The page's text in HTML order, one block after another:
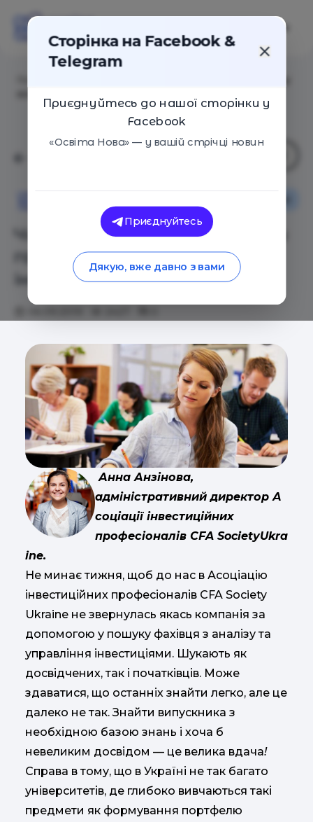
Чи легко в Україні отримати
гарну освіту в сфері
інвестицій?
Анна Анзінова,
адміністративний директор А
соціації інвестиційних
професіоналів CFA SocietyUkra
ine.
Не минає тижня, щоб до нас в Асоціацію
інвестиційних професіоналів CFA Society
Ukraine не звернулась якась компанія за
допомогою у пошуку фахівця з аналізу та
управління інвестиціями. Шукають як
досвідчених, так і початківців. Може
здаватися, що останніх знайти легко, але це
далеко не так. Знайти випускника з
необхідною базою знань і хоча б
невеликим досвідом — це велика вдача!
Справа в тому, що в Україні не так багато
університетів, де глибоко вивчаються такі
предмети як формування портфелю
Сторінка на Facebook &
Telegram
Приєднуйтесь до нашої сторінки у
Facebook
«Освіта Нова» — у вашій стрічці новин
Приєднуйтесь
Дякую, вже давно з вами